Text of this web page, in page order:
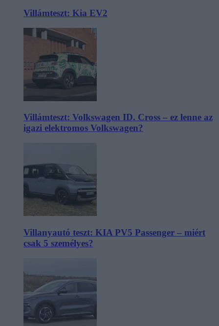
Villámteszt: Kia EV2
Villámteszt: Volkswagen ID. Cross – ez lenne az
igazi elektromos Volkswagen?
Villanyautó teszt: KIA PV5 Passenger – miért
csak 5 személyes?